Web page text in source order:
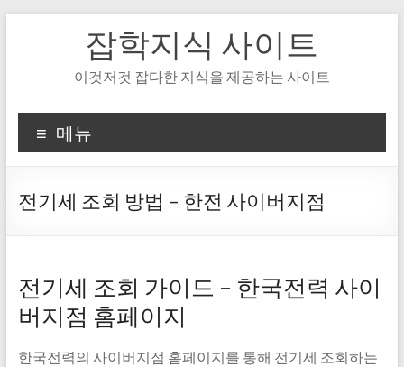
잡학지식 사이트
이것저것 잡다한 지식을 제공하는 사이트
메뉴
전기세 조회 방법 – 한전 사이버지점
전기세 조회 가이드 – 한국전력 사이
버지점 홈페이지
한국전력의 사이버지점 홈페이지를 통해 전기세 조회하는